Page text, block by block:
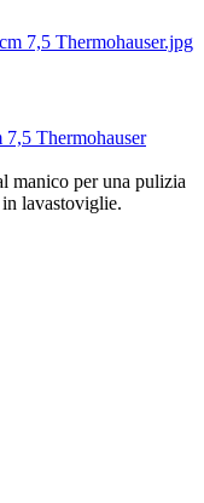
7,5 Thermohauser
manico per una pulizia
lavastoviglie.